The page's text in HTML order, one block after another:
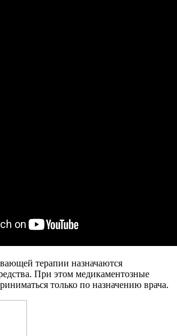
терапии назначаются
При этом медикаментозные
только по назначению врача.